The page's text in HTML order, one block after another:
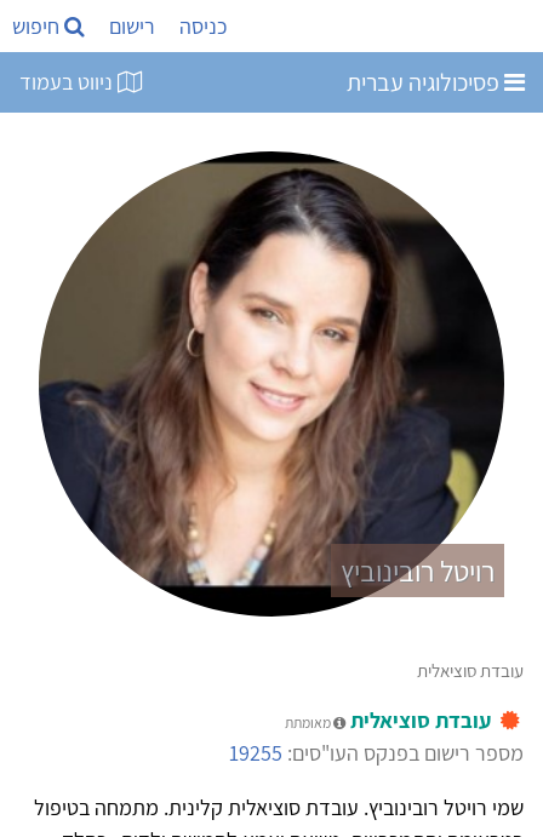
כניסה רישום חיפוש
פסיכולוגיה עברית ניווט בעמוד
רויטל רובינוביץ
עובדת סוציאלית
עובדת סוציאלית מאומתת
מספר רישום בפנקס העו"סים: 19255
שמי רויטל רובינוביץ. עובדת סוציאלית קלינית. מתמחה בטיפול